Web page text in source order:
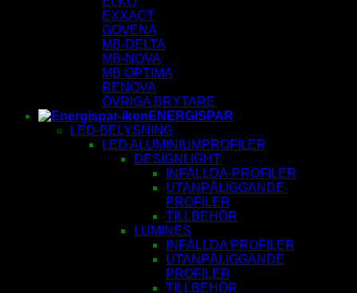
EXXACT
GOVENA
MB-DELTA
MB-NOVA
MB OPTIMA
RENOVA
ÖVRIGA BRYTARE
ENERGISPAR
LED-BELYSNING
LED ALUMINIUMPROFILER
DESIGNLIGHT
INFÄLLDA-PROFILER
UTANPÅLIGGANDE-
PROFILER
TILLBEHÖR
LUMINES
INFÄLLDA PROFILER
UTANPÅLIGGANDE
PROFILER
TILLBEHÖR